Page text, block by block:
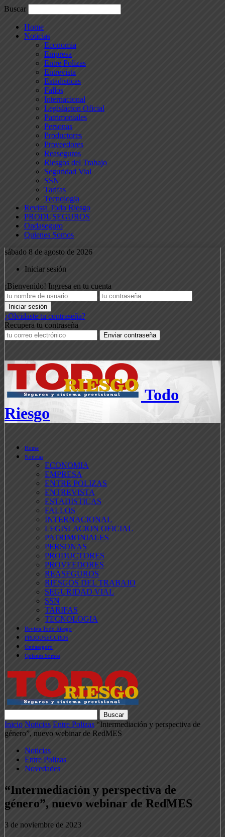
Buscar
Home
Noticias
Economia
Empresa
Entre Polizas
Entrevista
Estadisticas
Fallos
Internacional
Legislacion Oficial
Patrimoniales
Personas
Productores
Proveedores
Reaseguros
Riesgos del Trabajo
Seguridad Vial
SSN
Tarifas
Tecnologia
Revista Todo Riesgo
PRODUSEGUROS
Ondaseguro
Quienes Somos
sábado 8 de agosto de 2026
Iniciar sesión
¡Bienvenido! Ingresa en tu cuenta
¿Olvidaste tu contraseña?
Recupera tu contraseña
Todo
Riesgo
Home
Noticias
ECONOMIA
EMPRESA
ENTRE POLIZAS
ENTREVISTA
ESTADISTICAS
FALLOS
INTERNACIONAL
LEGISLACION OFICIAL
PATRIMONIALES
PERSONAS
PRODUCTORES
PROVEEDORES
REASEGUROS
RIESGOS DEL TRABAJO
SEGURIDAD VIAL
SSN
TARIFAS
TECNOLOGIA
Revista Todo Riesgo
PRODUSEGUROS
Ondaseguro
Quienes Somos
Inicio Noticias Entre Polizas “Intermediación y perspectiva de
género”, nuevo webinar de RedMES
Noticias
Entre Polizas
Novedades
“Intermediación y perspectiva de
género”, nuevo webinar de RedMES
3 de noviembre de 2023